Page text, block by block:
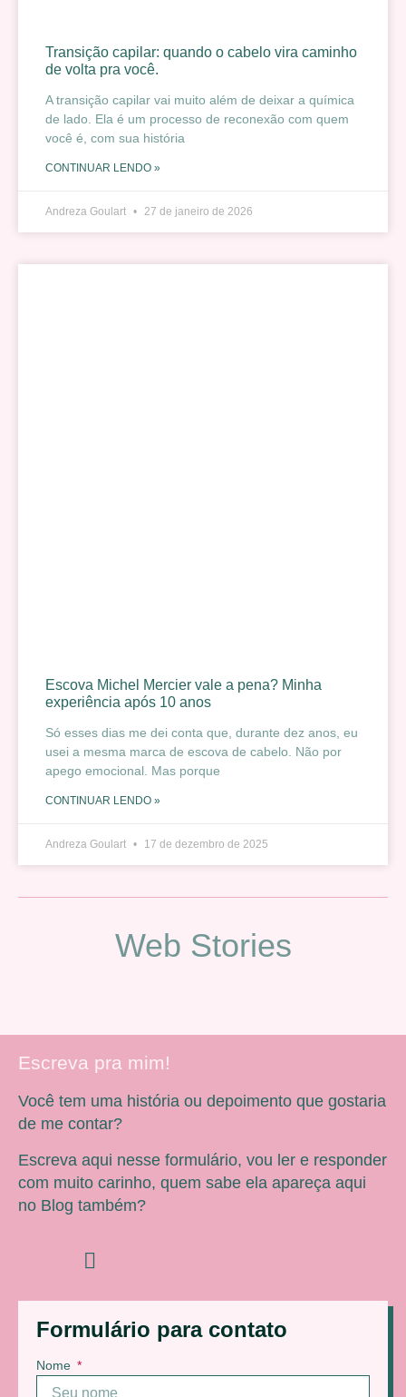
Transição capilar: quando o cabelo vira caminho
de volta pra você.
A transição capilar vai muito além de deixar a química
de lado. Ela é um processo de reconexão com quem
você é, com sua história
CONTINUAR LENDO »
Andreza Goulart 27 de janeiro de 2026
Escova Michel Mercier vale a pena? Minha
experiência após 10 anos
Só esses dias me dei conta que, durante dez anos, eu
usei a mesma marca de escova de cabelo. Não por
apego emocional. Mas porque
CONTINUAR LENDO »
Andreza Goulart 17 de dezembro de 2025
Web Stories
Formulário para contato
Nome
Escreva pra mim!
Você tem uma história ou depoimento que gostaria
de me contar?
Escreva aqui nesse formulário, vou ler e responder
com muito carinho, quem sabe ela apareça aqui
no Blog também?